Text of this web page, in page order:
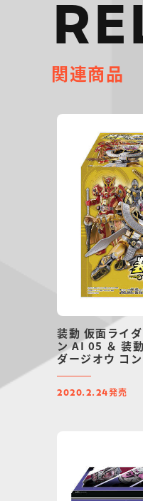
関連商品
装動 仮面ライ
ン AI 05 ＆ 装
ダージオウ コ
2020.2.24発売